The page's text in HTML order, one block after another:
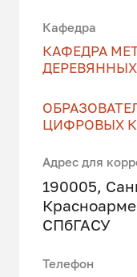
Кафедра
КАФЕДРА
ЦИФРОВЫХ
Адрес для
190005,
СПбГАСУ
Телефон